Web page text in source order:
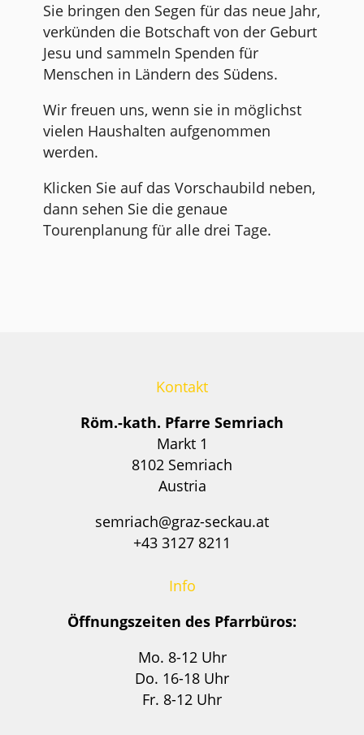
Sie bringen den Segen für das neue Jahr,
verkünden die Botschaft von der Geburt
Jesu und sammeln Spenden für
Menschen in Ländern des Südens.
Wir freuen uns, wenn sie in möglichst
vielen Haushalten aufgenommen
werden.
Klicken Sie auf das Vorschaubild neben,
dann sehen Sie die genaue
Tourenplanung für alle drei Tage.
Kontakt
Röm.-kath. Pfarre Semriach
Markt 1
8102 Semriach
Austria
semriach@graz-seckau.at
+43 3127 8211
Info
Öffnungszeiten des Pfarrbüros:
Mo. 8-12 Uhr
Do. 16-18 Uhr
Fr. 8-12 Uhr